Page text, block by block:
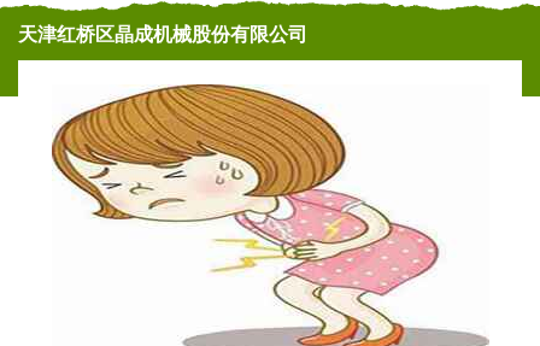
天津红桥区晶成机械股份有限公司